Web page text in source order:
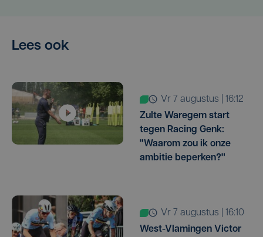
Lees ook
vr 7 augustus | 16:12
Zulte Waregem start
tegen Racing Genk:
"Waarom zou ik onze
ambitie beperken?"
vr 7 augustus | 16:10
West-Vlamingen Victor